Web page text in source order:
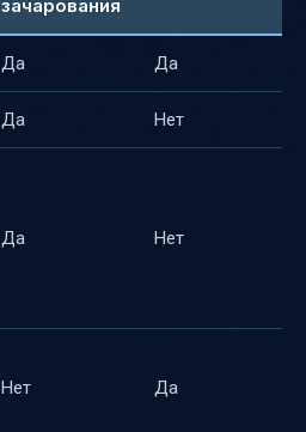
зачарования
Да Да
Да Нет
Да Нет
Нет Да